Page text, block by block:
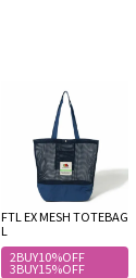
FTL EX MESH TOTEBAG
L
2BUY10%OFF
3BUY15%OFF